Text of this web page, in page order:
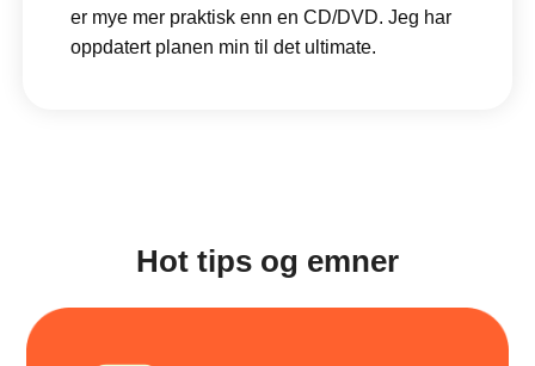
er mye mer praktisk enn en CD/DVD. Jeg har
oppdatert planen min til det ultimate.
Hot tips og emner